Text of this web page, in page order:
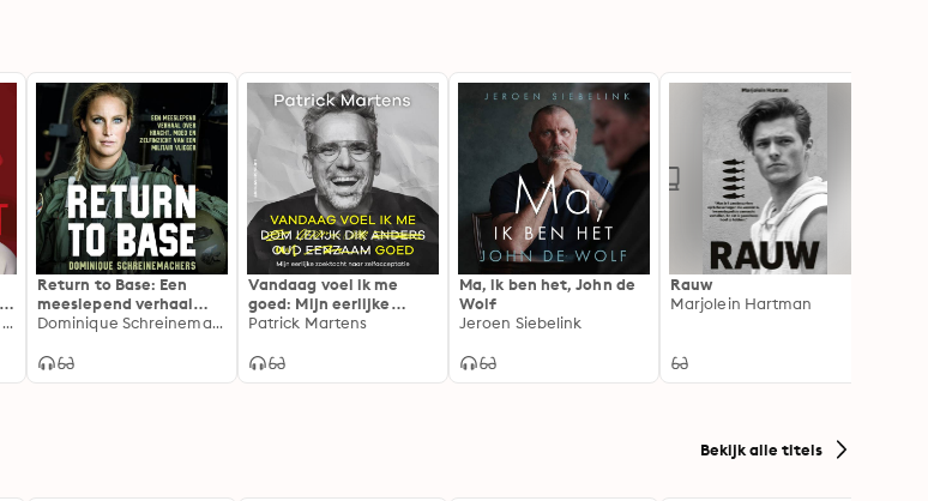
Lydian Coppus, Don de Jong
Return to Base: Een
meeslepend verhaal
over kracht, moed en
militair vlieger
Dominique Schreinemachers
Vandaag voel ik me
goed: Mijn eerlijke
zoektocht naar
Patrick Martens
Ma, ik ben het, John de
Wolf
Jeroen Siebelink
Rauw
Marjolein Hartman
Bekijk alle titels